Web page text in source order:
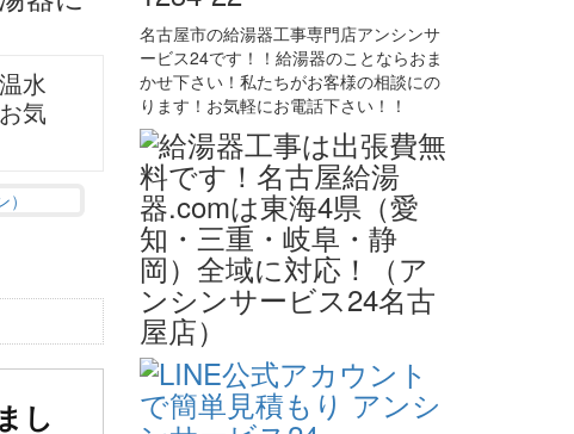
水
気
し
名古屋市の給湯器工事専門店アンシンサ
ービス24です！！給湯器のことならおま
かせ下さい！私たちがお客様の相談にの
ります！お気軽にお電話下さい！！